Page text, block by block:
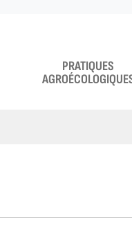
PRATIQUES